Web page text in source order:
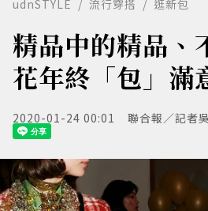
udnSTYLE 流行穿搭 逛新包
精品中的精品、
花年終「包」滿
2020-01-24 00:01 聯合報／記者